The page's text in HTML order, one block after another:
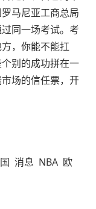
马尼亚工商总局
同一场考试。考
，你能不能扛
别的成功拼在一
场的信任票，开
消息 NBA 欧